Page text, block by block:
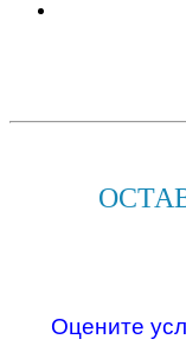
Оцените